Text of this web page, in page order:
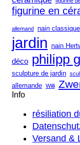
figurine en
allemand nain classique
jardin nain
déco philipp
sculpture de jardin
allemande Willi
Info
résiliation
Versand &